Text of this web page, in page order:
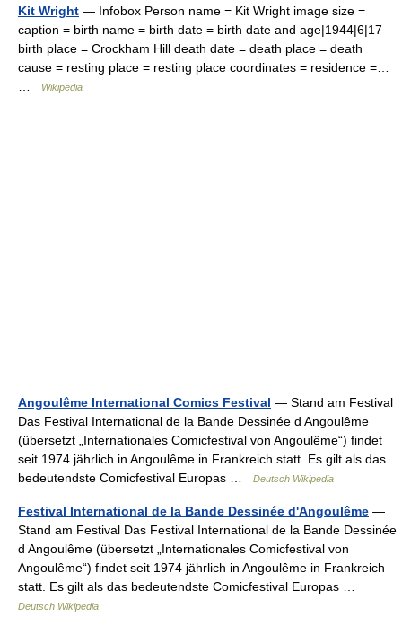
Kit Wright — Infobox Person name = Kit Wright image size =
caption = birth name = birth date = birth date and age|1944|6|17
birth place = Crockham Hill death date = death place = death
cause = resting place = resting place coordinates = residence =…
Wikipedia
Angoulême International Comics Festival — Stand am Festival
Das Festival International de la Bande Dessinée d Angoulême
(übersetzt „Internationales Comicfestival von Angoulême“) findet
seit 1974 jährlich in Angoulême in Frankreich statt. Es gilt als das
bedeutendste Comicfestival Europas …
Deutsch Wikipedia
Festival International de la Bande Dessinée d'Angoulême —
Stand am Festival Das Festival International de la Bande Dessinée
d Angoulême (übersetzt „Internationales Comicfestival von
Angoulême“) findet seit 1974 jährlich in Angoulême in Frankreich
statt. Es gilt als das bedeutendste Comicfestival Europas …
Deutsch Wikipedia